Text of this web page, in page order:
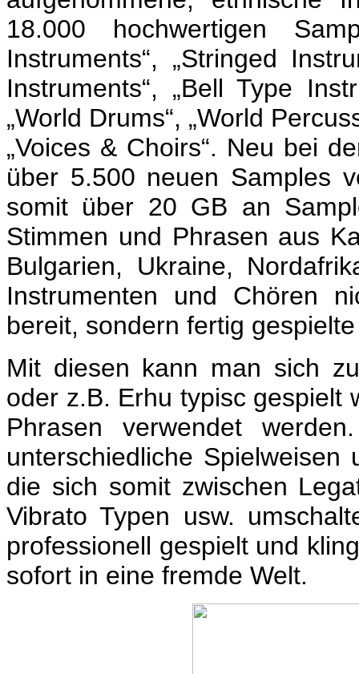
18.000 hochwertigen
Instruments“, „Stringed
Instruments“, „Bell Type
„World Drums“, „World
„Voices & Choirs“. Neu bei
über 5.500 neuen Samples
somit über 20 GB an
Stimmen und Phrasen aus
Bulgarien, Ukraine,
Instrumenten und Chören
bereit, sondern fertig
Mit diesen kann man sich
oder z.B. Erhu typisc gespielt
Phrasen verwendet
unterschiedliche
die sich somit zwischen
Vibrato Typen usw.
professionell gespielt und
sofort in eine fremde Welt.